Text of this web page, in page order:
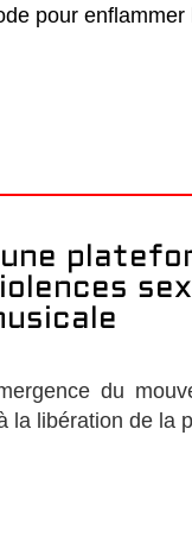
pour enflammer
une
du
la libération de la